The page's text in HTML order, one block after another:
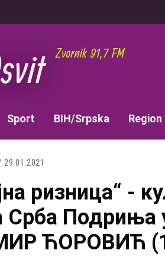
Sport BIH/Srpska Region
29.01.2021
ризница“ -
Срба Подриња
ЋОРОВИЋ